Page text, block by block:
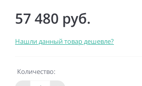
57 480 руб.
Нашли данный товар дешевле?
Количество: